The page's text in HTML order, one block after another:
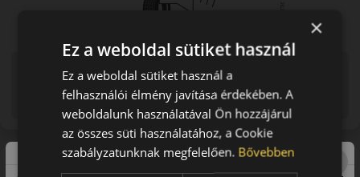
Figyelem a feltüntetett címke adatok tájékoztató
jellegűek. Előfordulhat, hogy még a korábbi EU-s címkével
ellátott abroncs kerül kiszállításra.
×
Ez a weboldal sütiket használ
Ez a weboldal sütiket használ a
felhasználói élmény javítása érdekében. A
weboldalunk használatával Ön hozzájárul
az összes süti használatához, a Cookie
szabályzatunknak megfelelően. Bővebben